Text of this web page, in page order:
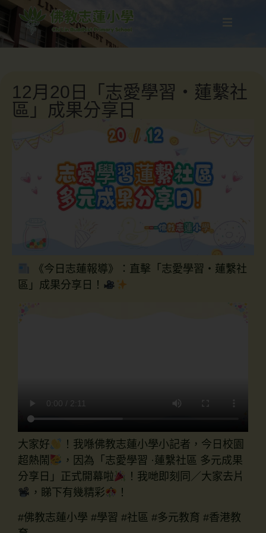
12月20日「志愛學習・蓮繫社
區」成果分享日
《今日志蓮報導》：直擊「志愛學習・蓮繫社
區」成果分享日！
大家好
！我喺佛教志蓮小學小記者，今日校園
超熱鬧
，因為「志愛學習 ·蓮繫社區 多元成果
分享日」正式開幕啦
！我哋即刻同／大家去片
，睇下有幾精彩
！
#佛教志蓮小學 #學習 #社區 #多元教育 #香港教